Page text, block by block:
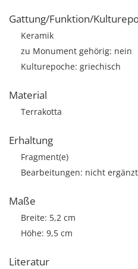
Gattung/Funktion/
Keramik
zu Monument gehörig: nein
Kulturepoche: griechisch
Material
Terrakotta
Erhaltung
Fragment(e)
Bearbeitungen: nicht ergänzt
Maße
Breite: 5,2 cm
Höhe: 9,5 cm
Literatur